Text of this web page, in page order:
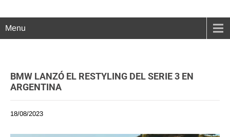
Menu
BMW LANZÓ EL RESTYLING DEL SERIE 3 EN
ARGENTINA
18/08/2023